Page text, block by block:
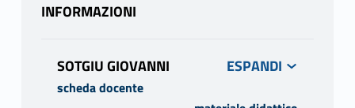
INFORMAZIONI
SOTGIU GIOVANNI
scheda docente